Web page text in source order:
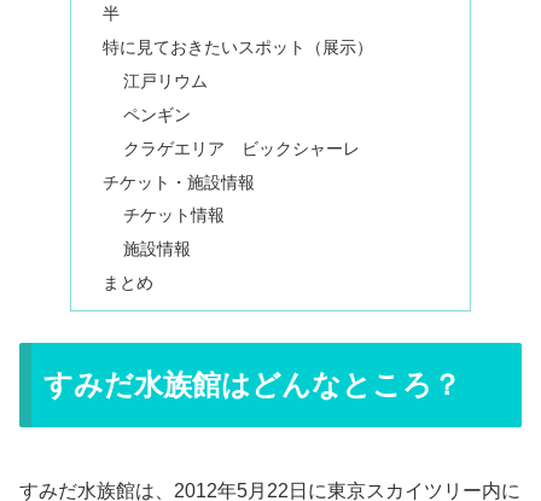
半
特に見ておきたいスポット（展示）
江戸リウム
ペンギン
クラゲエリア ビックシャーレ
チケット・施設情報
チケット情報
施設情報
まとめ
すみだ水族館はどんなところ？
すみだ水族館は、2012年5月22日に東京スカイツリー内に